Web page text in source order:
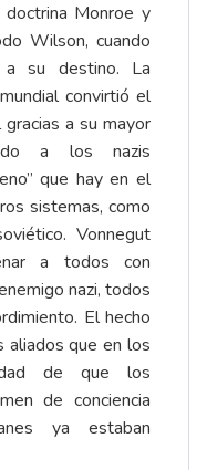
Monroe y
Wilson, cuando
a su destino. La
convirtió el
a su mayor
a los nazis
que hay en el
sistemas, como
Vonnegut
a todos con
nazi, todos
El hecho
aliados que en los
de que los
de conciencia
ya estaban